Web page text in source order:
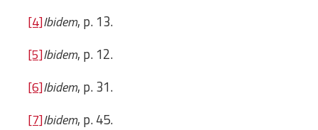
[4]Ibidem, p. 13.
[5]Ibidem, p. 12.
[6]Ibidem, p. 31.
[7]Ibidem, p. 45.